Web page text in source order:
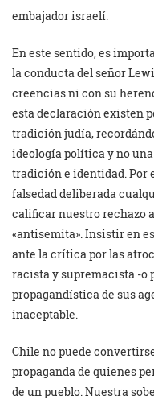
embajador israelí.
En este sentido, es
la conducta del señor
creencias ni con su
esta declaración existen
tradición judía,
ideología política y no
tradición e identidad. Por
falsedad deliberada
calificar nuestro rechazo
«antisemita». Insistir en
ante la crítica por las
racista y supremacista -o
propagandística de sus
inaceptable.
Chile no puede
propaganda de quienes
de un pueblo. Nuestra